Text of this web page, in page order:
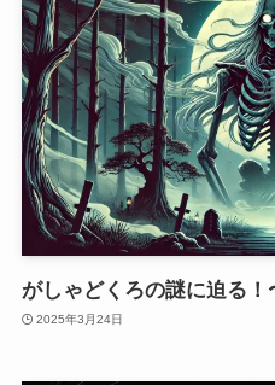
がしゃどくろの謎に迫る
2025年3月24日